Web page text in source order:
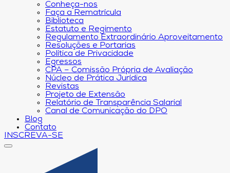
Conheça-nos
Faça a Rematrícula
Biblioteca
Estatuto e Regimento
Regulamento Extraordinário Aproveitamento
Resoluções e Portarias
Política de Privacidade
Egressos
CPA – Comissão Própria de Avaliação
Núcleo de Prática Jurídica
Revistas
Projeto de Extensão
Relatório de Transparência Salarial
Canal de Comunicação do DPO
Blog
Contato
INSCREVA-SE